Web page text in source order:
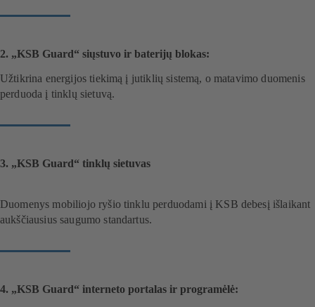
2. „KSB Guard“ siųstuvo ir baterijų blokas:
Užtikrina energijos tiekimą į jutiklių sistemą, o matavimo duomenis
perduoda į tinklų sietuvą.
3. „KSB Guard“ tinklų sietuvas
Duomenys mobiliojo ryšio tinklu perduodami į KSB debesį išlaikant
aukščiausius saugumo standartus.
4. „KSB Guard“ interneto portalas ir programėlė: